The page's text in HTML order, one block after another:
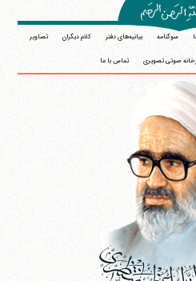
سوگنامه بیانیه‌های دفتر کلام دیگران تصاویر
صوتی تصویری تماس با ما